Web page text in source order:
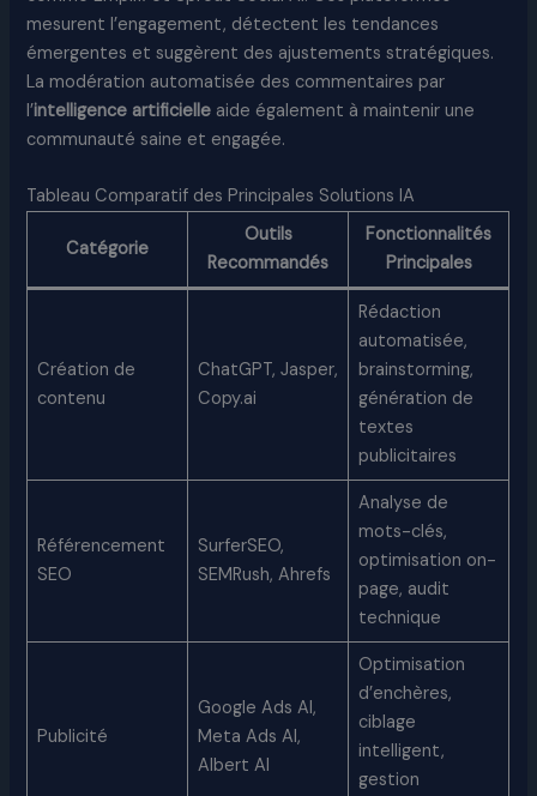
mesurent l’engagement, détectent les tendances
émergentes et suggèrent des ajustements stratégiques.
La modération automatisée des commentaires par
l’intelligence artificielle aide également à maintenir une
communauté saine et engagée.
Tableau Comparatif des Principales Solutions IA
Catégorie
Outils
Recommandés
Fonctionnalités
Principales
Création de
contenu
ChatGPT, Jasper,
Copy.ai
Rédaction
automatisée,
brainstorming,
génération de
textes
publicitaires
Référencement
SEO
SurferSEO,
SEMRush, Ahrefs
Analyse de
mots-clés,
optimisation on-
page, audit
technique
Publicité
Google Ads AI,
Meta Ads AI,
Albert AI
Optimisation
d’enchères,
ciblage
intelligent,
gestion